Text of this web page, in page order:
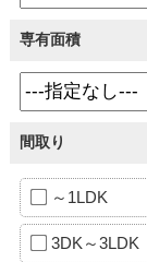
専有面積
間取り
～1LDK
3DK～3LDK